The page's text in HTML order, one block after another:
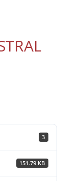
3
151.79 KB